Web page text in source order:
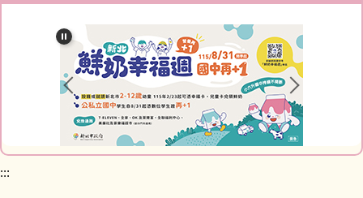
關於屈尺
處室簡介
:::